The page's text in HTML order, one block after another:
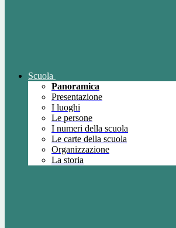
Scuola
Panoramica
Presentazione
I luoghi
Le persone
I numeri della scuola
Le carte della scuola
Organizzazione
La storia